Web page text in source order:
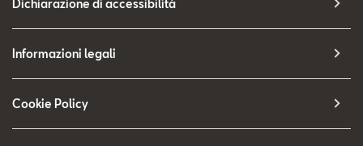
Dichiarazione di accessibilità
Informazioni legali
Cookie Policy